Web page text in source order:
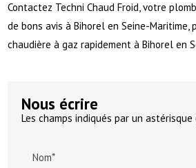
Contactez Techni Chaud Froid, votre
de bons avis à Bihorel en Seine-Maritime,
chaudière à gaz rapidement à Bihorel en
Nous écrire
Les champs indiqués par un
Nom*